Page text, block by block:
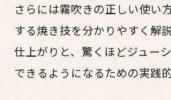
さらには霧吹きの正しい使い
する焼き技を分かりやすく解
仕上がりと、驚くほどジュー
できるようになるための実践